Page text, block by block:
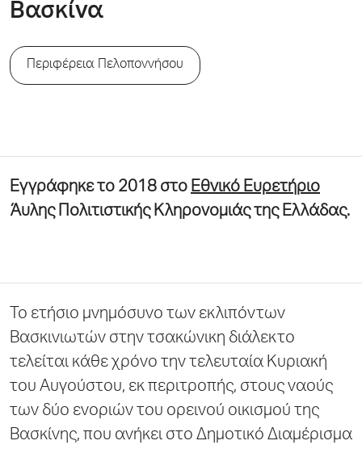
Βασκίνα
Περιφέρεια Πελοποννήσου
Εγγράφηκε το 2018 στο Εθνικό Ευρετήριο
Άυλης Πολιτιστικής Κληρονομιάς της Ελλάδας.
Το ετήσιο μνημόσυνο των εκλιπόντων
Βασκινιωτών στην τσακώνικη διάλεκτο
τελείται κάθε χρόνο την τελευταία Κυριακή
του Αυγούστου, εκ περιτροπής, στους ναούς
των δύο ενοριών του ορεινού οικισμού της
Βασκίνης, που ανήκει στο Δημοτικό Διαμέρισμα